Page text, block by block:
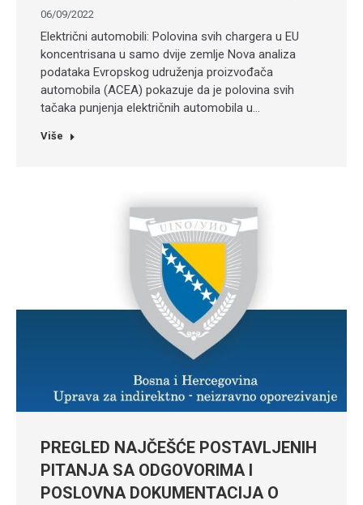
06/09/2022
Električni automobili: Polovina svih chargera u EU
koncentrisana u samo dvije zemlje Nova analiza
podataka Evropskog udruženja proizvođača
automobila (ACEA) pokazuje da je polovina svih
tačaka punjenja električnih automobila u…
Više
PREGLED NAJČEŠĆE POSTAVLJENIH
PITANJA SA ODGOVORIMA I
POSLOVNA DOKUMENTACIJA O